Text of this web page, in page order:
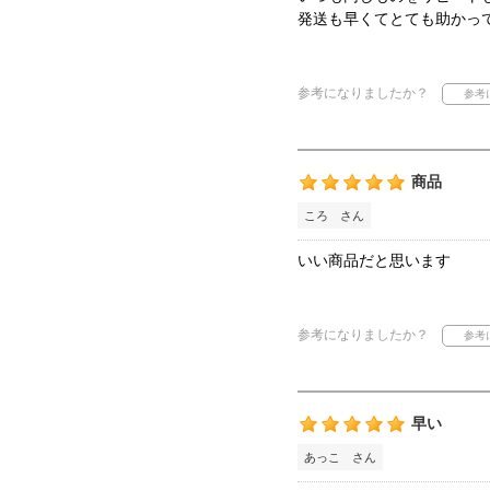
発送も早くてとても助かっ
参考になりましたか？
商品
ころ さん
いい商品だと思います
参考になりましたか？
早い
あっこ さん